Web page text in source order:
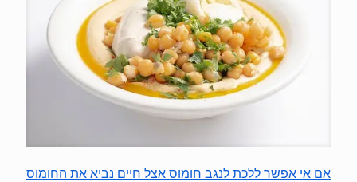
אם אי אפשר ללכת לנגב חומוס אצל חיים נביא את החומוס